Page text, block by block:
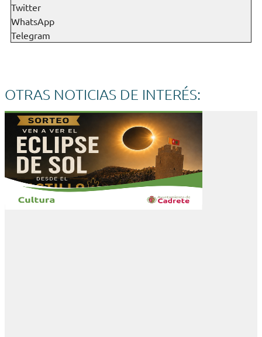
Twitter
WhatsApp
Telegram
OTRAS NOTICIAS DE INTERÉS: